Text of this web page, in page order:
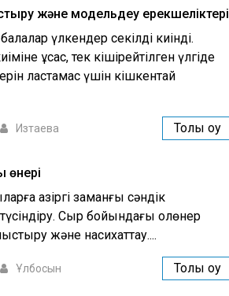
және модельдеу ерекшеліктері
үлкендер секілді киінді.
ұқсас, тек кішірейтілген үлгіде
ластамас үшін кішкентай
Изтаева Толық оқу
өнері
қазіргі заманғы сәндік
Сыр бойындағы қолөнер
және насихаттау....
Ұлбосын Толық оқу